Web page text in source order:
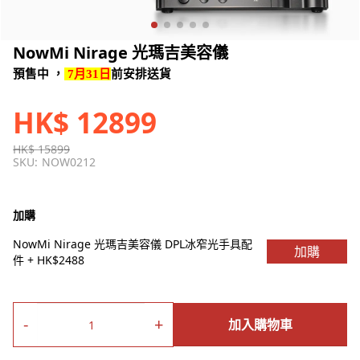
NowMi Nirage 光瑪吉美容儀
預售中 ， 7月31 日 前安排送貨
HK$ 12899
HK$ 15899
SKU: NOW0212
- + 加入購物車
加購
NowMi Nirage 光瑪吉美容儀 DPL冰窄光手具配
件 + HK$2488
加購
加購
Silk'n Flash & Go Luxx 400K 宅光脫毛機 +